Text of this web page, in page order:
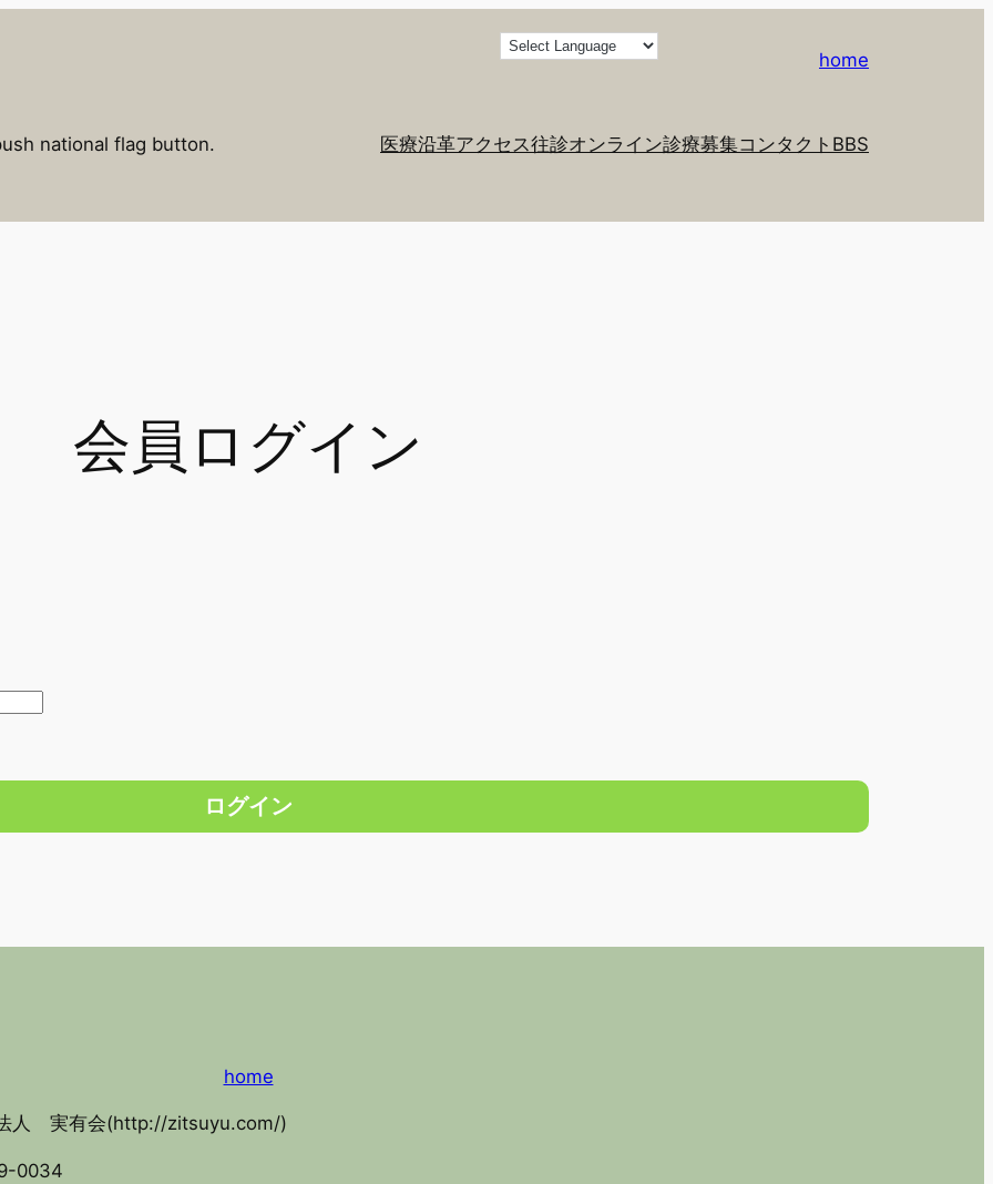
home
national flag button. 医療沿革アクセス往診オンライン診療募集コンタクト BBS
会員ログイン
home
人 実有会(http://zitsuyu.com/)
0034